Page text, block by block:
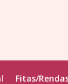
Fitas/